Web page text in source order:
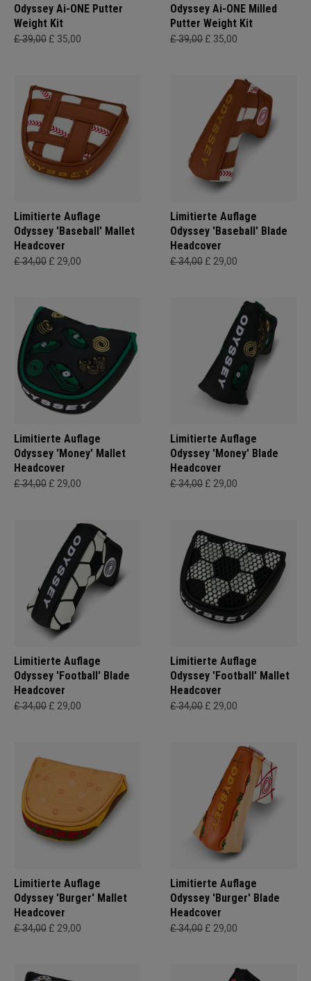
Odyssey Ai-ONE Putter
Weight Kit
£ 39,00 £ 35,00
Odyssey Ai-ONE Milled
Putter Weight Kit
£ 39,00 £ 35,00
Limitierte Auflage
Odyssey 'Baseball' Mallet
Headcover
£ 34,00 £ 29,00
Limitierte Auflage
Odyssey 'Baseball' Blade
Headcover
£ 34,00 £ 29,00
Limitierte Auflage
Odyssey 'Money' Mallet
Headcover
£ 34,00 £ 29,00
Limitierte Auflage
Odyssey 'Money' Blade
Headcover
£ 34,00 £ 29,00
Limitierte Auflage
Odyssey 'Football' Blade
Headcover
£ 34,00 £ 29,00
Limitierte Auflage
Odyssey 'Football' Mallet
Headcover
£ 34,00 £ 29,00
Limitierte Auflage
Odyssey 'Burger' Mallet
Headcover
£ 34,00 £ 29,00
Limitierte Auflage
Odyssey 'Burger' Blade
Headcover
£ 34,00 £ 29,00